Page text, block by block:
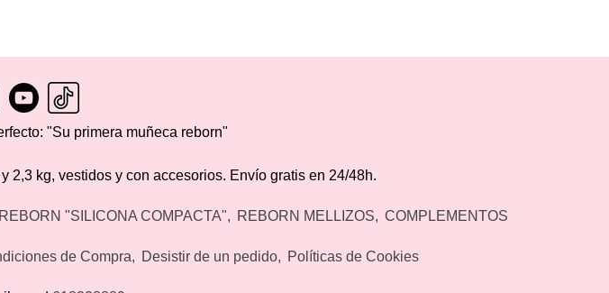
"Su primera muñeca reborn"
2,3 kg, vestidos y con accesorios. Envío gratis en 24/48h.
REBORN "SILICONA COMPACTA" REBORN MELLIZOS COMPLEMENTOS
de Compra Desistir de un pedido Políticas de Cookies